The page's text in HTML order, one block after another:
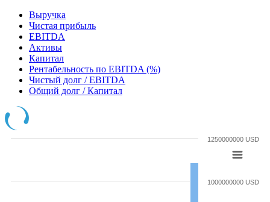
Выручка
Чистая прибыль
EBITDA
Активы
Капитал
Рентабельность по EBITDA (%)
Чистый долг / EBITDA
Общий долг / Капитал
1000000000 USD
1250000000 USD